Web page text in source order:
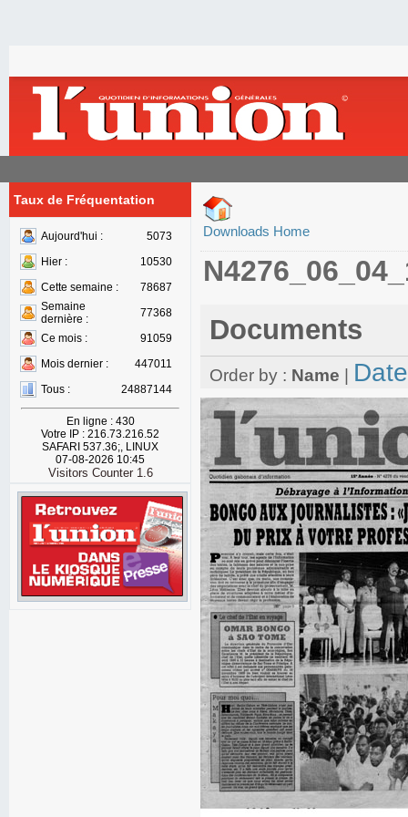
Taux de Fréquentation
Aujourd'hui :
5073
Hier :
10530
Cette semaine :
78687
Semaine
dernière :
77368
Ce mois :
91059
Mois dernier :
447011
Tous :
24887144
En ligne : 430
Votre IP : 216.73.216.52
SAFARI 537.36;, LINUX
07-08-2026 10:45
Visitors Counter 1.6
Downloads Home
Documents
Order by : Name Date